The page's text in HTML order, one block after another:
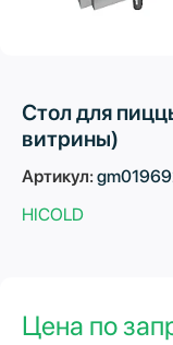
Стол для
витрины)
Артикул:
HICOLD
Цена по